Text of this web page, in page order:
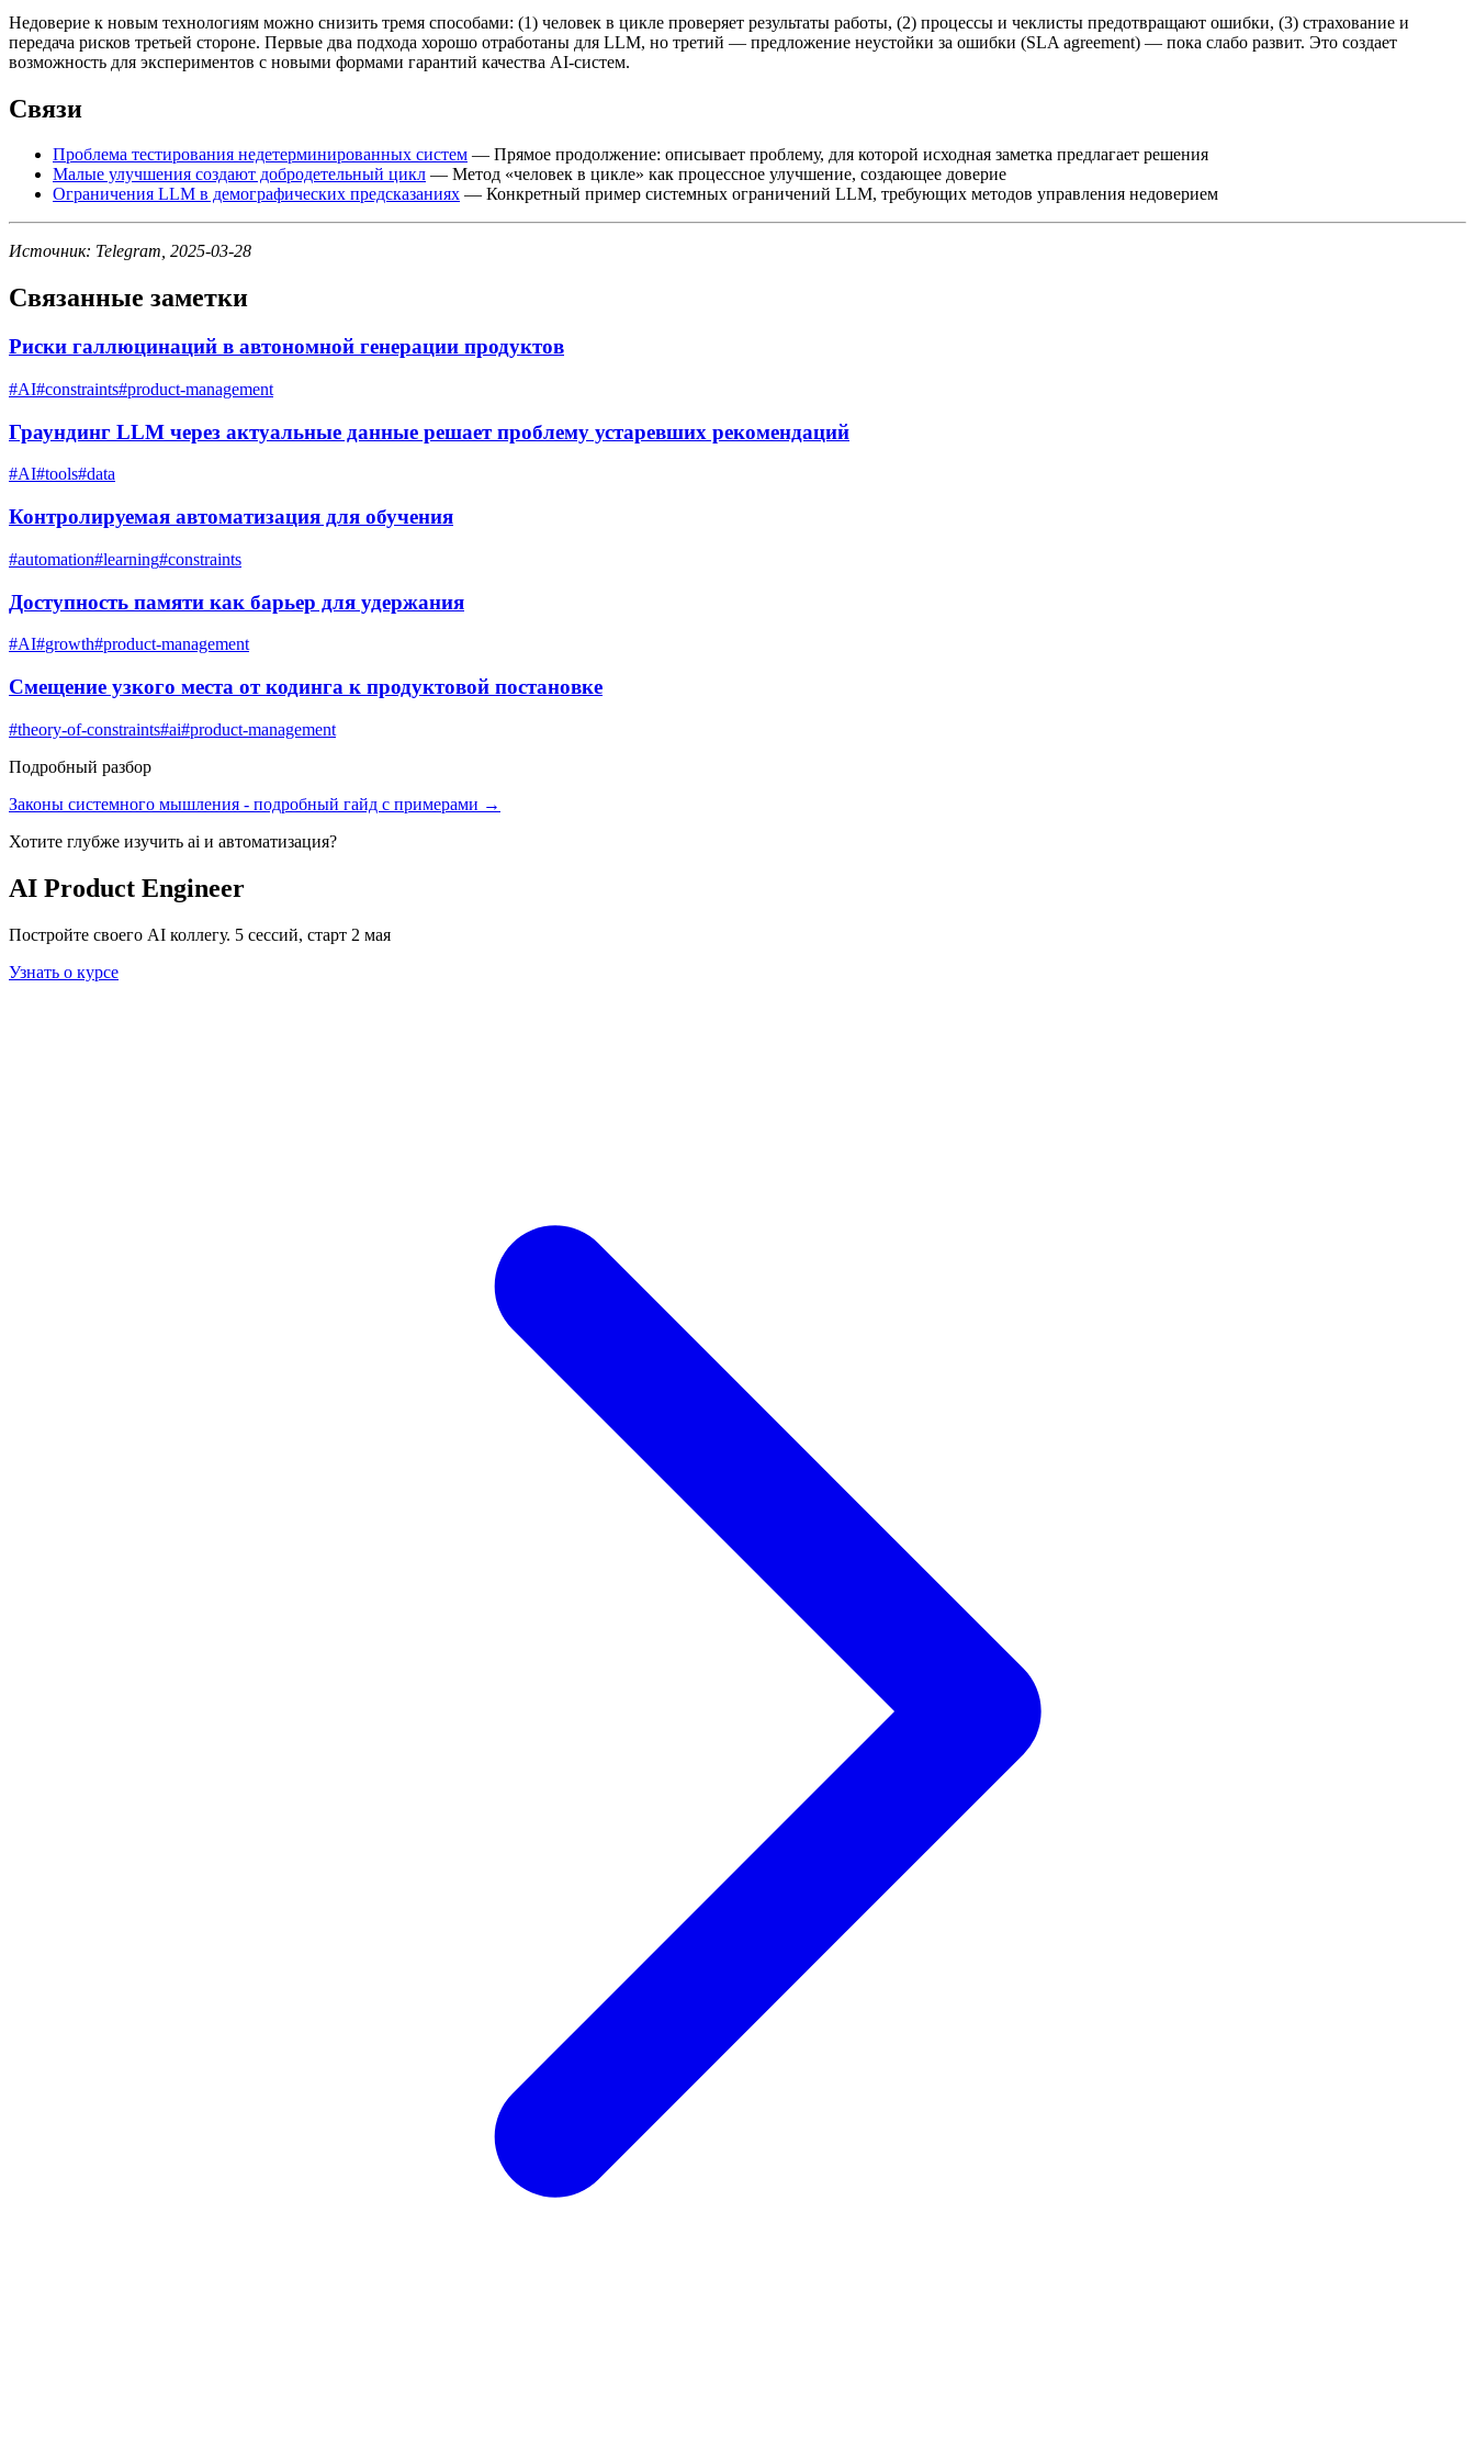
Недоверие к новым технологиям можно снизить тремя способами: (1) человек в цикле проверяет результаты работы, (2) процессы и чеклисты предотвращают ошибки, (3) страхование и
передача рисков третьей стороне. Первые два подхода хорошо отработаны для LLM, но третий — предложение неустойки за ошибки (SLA agreement) — пока слабо развит. Это создает
возможность для экспериментов с новыми формами гарантий качества AI-систем.
Связи
Проблема тестирования недетерминированных систем — Прямое продолжение: описывает проблему, для которой исходная заметка предлагает решения
Малые улучшения создают добродетельный цикл — Метод «человек в цикле» как процессное улучшение, создающее доверие
Ограничения LLM в демографических предсказаниях — Конкретный пример системных ограничений LLM, требующих методов управления недоверием
Источник: Telegram, 2025-03-28
Связанные заметки
Риски галлюцинаций в автономной генерации продуктов
#AI#constraints#product-management
Граундинг LLM через актуальные данные решает проблему устаревших рекомендаций
#AI#tools#data
Контролируемая автоматизация для обучения
#automation#learning#constraints
Доступность памяти как барьер для удержания
#AI#growth#product-management
Смещение узкого места от кодинга к продуктовой постановке
#theory-of-constraints#ai#product-management
Подробный разбор
Законы системного мышления - подробный гайд с примерами →
Хотите глубже изучить ai и автоматизация?
AI Product Engineer
Постройте своего AI коллегу. 5 сессий, старт 2 мая
Узнать о курсе